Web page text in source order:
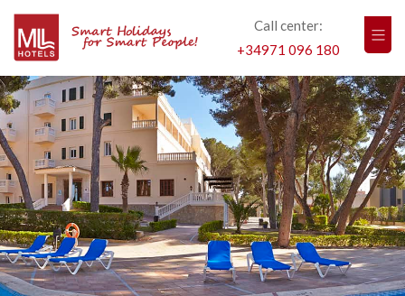
Call center:
+34971 096 180